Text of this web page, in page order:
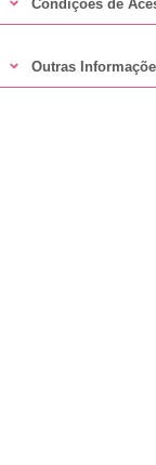
Condições de
Outras